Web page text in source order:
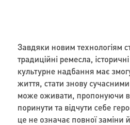
Завдяки новим технологіям
традиційні ремесла,
культурне надбання має
життя, стати знову
може оживати, пропонуючи
поринути та відчути себе
це не означає повної заміни